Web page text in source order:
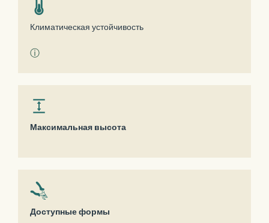
Климатическая устойчивость
ⓘ
Максимальная высота
Доступные формы